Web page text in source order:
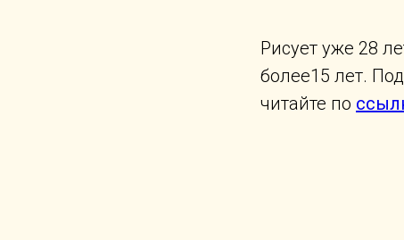
Рисует уже 28
более15 лет.
читайте по